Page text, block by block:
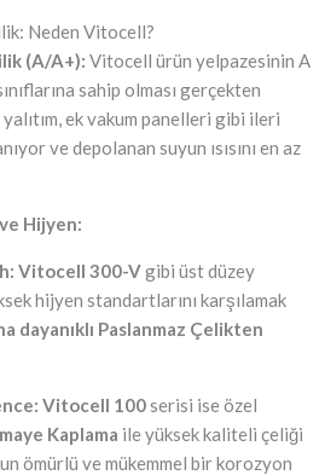
Neden Vitocell?
(A/A+): Vitocell ürün yelpazesinin A
sahip olması gerçekten
ek vakum panelleri gibi ileri
ve depolanan suyun ısısını en az
Hijyen:
Vitocell 300-Vgibi üst düzey
hijyen standartlarını karşılamak
dayanıklı Paslanmaz Çelikten
Vitocell 100serisi ise özel
Kaplama ile yüksek kaliteli çeliği
ömürlü ve mükemmel bir korozyon